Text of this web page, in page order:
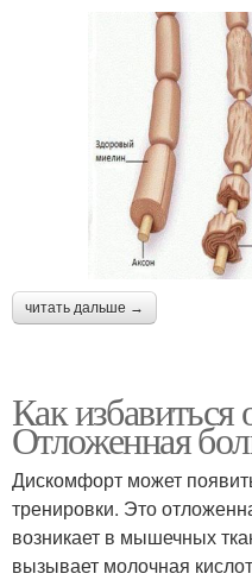
читать дальше →
Как
Отложенная
Дискомфорт может
тренировки. Это
возникает в мышечных
вызывает молочная